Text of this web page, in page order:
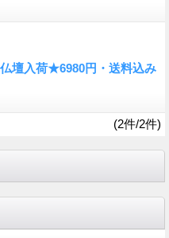
壇入荷★6980円・送料込み
(2件/2件)